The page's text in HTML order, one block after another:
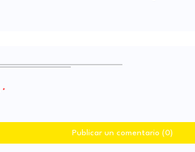
Publicar un comentario (0)